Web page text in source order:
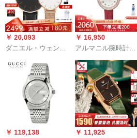
钢鉄帯AR 1909
ッチ輸入対表不完璧
シリーズ男バラゴー
ルド女黒弓形IM 18
RG 007 M+IM 18 BK
￥ 20,093
ダニエル・ウェント
時計女性フューチャ
ー腕時計DW
00000517+DW
000100219
￥ 16,950
アルマニル腕時計の
特徴的なファンカー
ジュ女性腕時計
￥ 119,138
￥ 11,925